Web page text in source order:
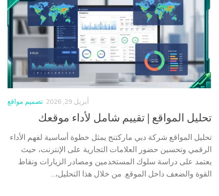
تصميم مواقع أبريل 29, 2026
تحليل المواقع | تقييم شامل لأداء موقعك
تحليل المواقع شركة دبي ماركتنج يمثل خطوة أساسية لفهم الأداء
الرقمي وتحسين حضور العلامات التجارية على الإنترنت، حيث
يعتمد على دراسة سلوك المستخدمين ومصادر الزيارات ونقاط
القوة والضعف داخل الموقع. من خلال هذا التحليل،...